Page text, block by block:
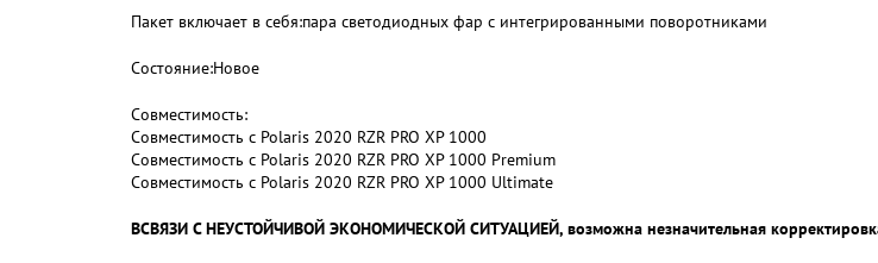
Пакет включает в себя:пара светодиодных фар с интегрированными поворотниками
Состояние:Новое
Совместимость:
Совместимость с Polaris 2020 RZR PRO XP 1000
Совместимость с Polaris 2020 RZR PRO XP 1000 Premium
Совместимость с Polaris 2020 RZR PRO XP 1000 Ultimate
ВСВЯЗИ С НЕУСТОЙЧИВОЙ ЭКОНОМИЧЕСКОЙ СИТУАЦИЕЙ, возможна незначительная